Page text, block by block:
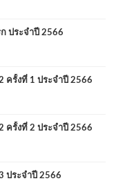
ประจำปี 2566
รั้งที่ 1 ประจำปี 2566
รั้งที่ 2 ประจำปี 2566
ระจำปี 2566